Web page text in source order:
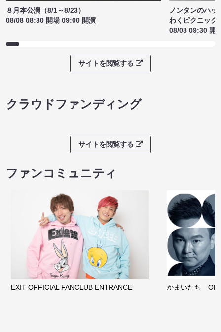
８月本公演（8/1～8/23）
08/08 08:30 開場 09:00 開演
ノンタンのハッ
わくピクニック
08/08 09:30 開
サイトを閲覧する
クラウドファンディング
サイトを閲覧する
ファンコミュニティ
EXIT OFFICIAL FANCLUB ENTRANCE かまいたち